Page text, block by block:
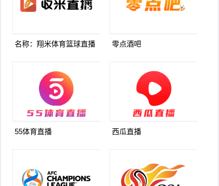
名称：翔米体育篮球直播 零点酒吧
55体育直播 西瓜直播